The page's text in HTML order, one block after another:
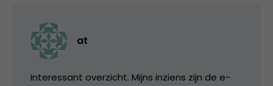
at
Interessant overzicht. Mijns inziens zijn de e-